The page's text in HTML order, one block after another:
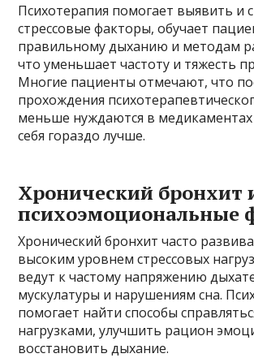
Психотерапия помогает выявить и
стрессовые факторы, обучает
правильному дыханию и методам
что уменьшает частоту и тяжесть
Многие пациенты отмечают, что
прохождения
меньше нуждаются в медикаментах
себя гораздо лучше.
Хронический бронхит
психоэмоциональные
Хронический бронхит часто
высоким уровнем стрессовых
ведут к частому напряжению
мускулатуры и нарушениям сна.
помогает найти способы
нагрузками, улучшить рацион
восстановить дыхание.